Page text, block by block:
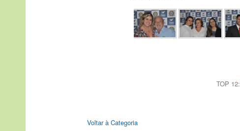
TOP 12:
Voltar à Categoria